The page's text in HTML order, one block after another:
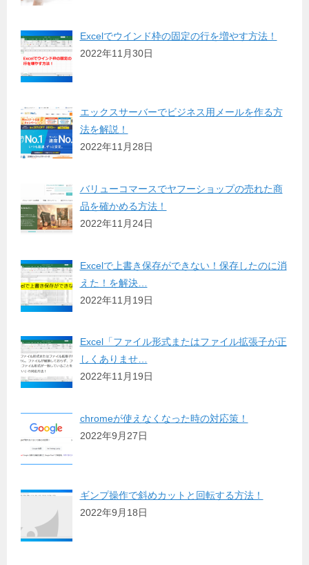
Excelでウインド枠の固定の行を増やす方法！
2022年11月30日
エックスサーバーでビジネス用メールを作る方
法を解説！
2022年11月28日
バリューコマースでヤフーショップの売れた商
品を確かめる方法！
2022年11月24日
Excelで上書き保存ができない！保存したのに消
えた！を解決…
2022年11月19日
Excel「ファイル形式またはファイル拡張子が正
しくありませ…
2022年11月19日
chromeが使えなくなった時の対応策！
2022年9月27日
ギンプ操作で斜めカットと回転する方法！
2022年9月18日